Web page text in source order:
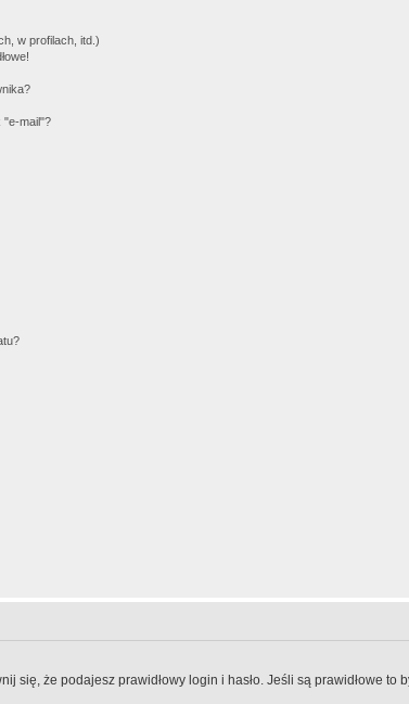
w profilach, itd.)
"e-mail"?
się, że podajesz prawidłowy login i hasło. Jeśli są prawidłowe